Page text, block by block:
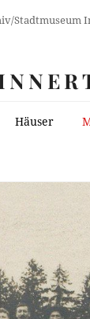
Stadtmuseum
Häuser